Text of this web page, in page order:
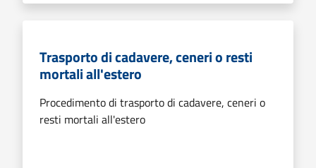
Trasporto di cadavere, ceneri o resti
mortali all'estero
Procedimento di trasporto di cadavere, ceneri o
resti mortali all'estero